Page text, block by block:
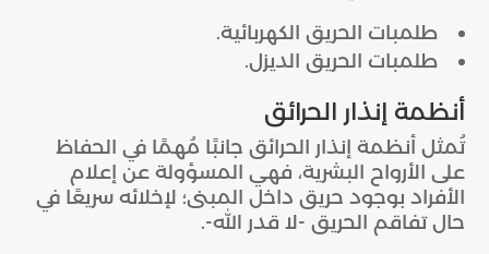
طلمبات الحريق الكهربائية.
طلمبات الحريق الديزل.
أنظمة إنذار الحرائق
تُمثل أنظمة إنذار الحرائق جانبًا مُهمًا في الحفاظ
على الأرواح البشرية، فهي المسؤولة عن إعلام
الأفراد بوجود حريق داخل المبنى؛ لإخلائه سريعًا في
حال تفاقم الحريق -لا قدر الله-.